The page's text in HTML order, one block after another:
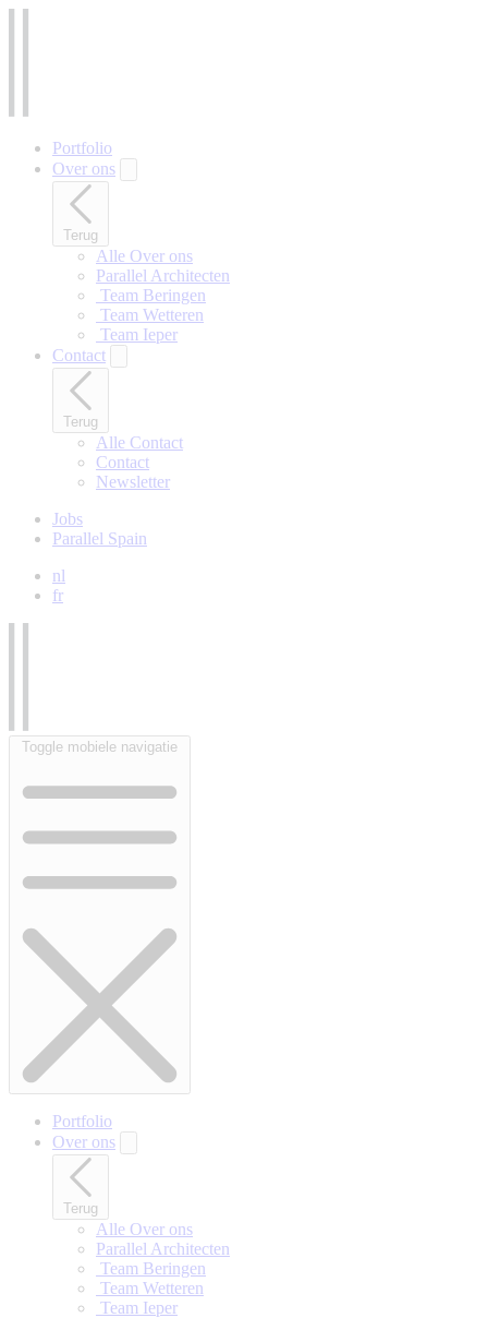
Portfolio
Over ons
Terug
Alle Over ons
Parallel Architecten
‎ Team Beringen
‎ Team Wetteren
‎ Team Ieper
Contact
Terug
Alle Contact
Contact
Newsletter
Jobs
Parallel Spain
nl
fr
Toggle mobiele navigatie
Portfolio
Over ons
Terug
Alle Over ons
Parallel Architecten
‎ Team Beringen
‎ Team Wetteren
‎ Team Ieper